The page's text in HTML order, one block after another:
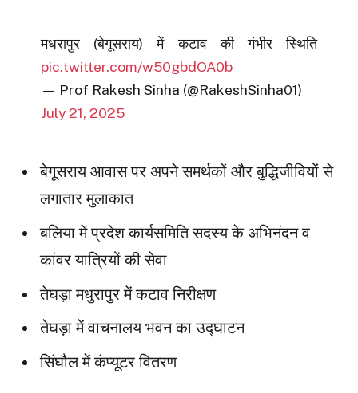
मधरापुर (बेगूसराय) में कटाव की गंभीर स्थिति
pic.twitter.com/w50gbdOA0b
— Prof Rakesh Sinha (@RakeshSinha01)
July 21, 2025
बेगूसराय आवास पर अपने समर्थकों और बुद्धिजीवियों से
लगातार मुलाकात
बलिया में प्रदेश कार्यसमिति सदस्य के अभिनंदन व
कांवर यात्रियों की सेवा
तेघड़ा मधुरापुर में कटाव निरीक्षण
तेघड़ा में वाचनालय भवन का उद्घाटन
सिंघौल में कंप्यूटर वितरण